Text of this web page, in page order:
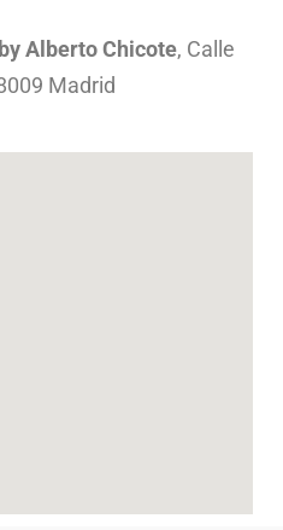
Alberto Chicote, Calle
Madrid